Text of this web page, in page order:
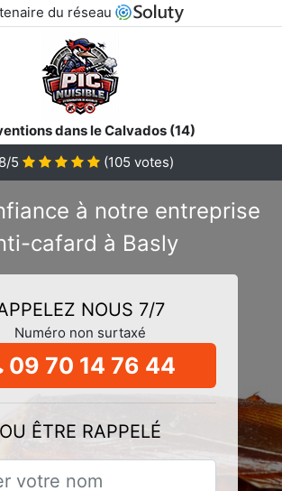
du réseau
dans le Calvados (14)
5
(105 votes)
à notre entreprise
cafard à Basly
NOUS 7/7
Numéro non surtaxé
09 70 14 76 44
OU ÊTRE RAPPELÉ